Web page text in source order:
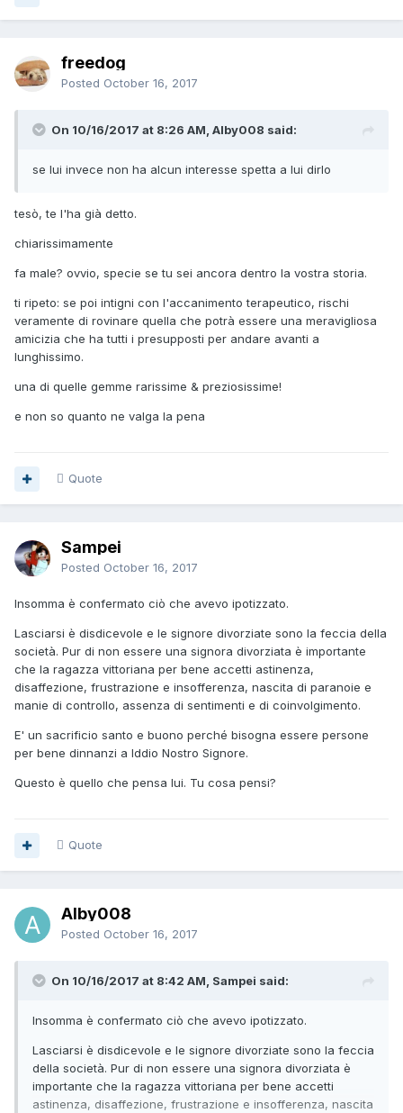
freedog
Posted October 16, 2017
On 10/16/2017 at 8:26 AM, Alby008 said:
se lui invece non ha alcun interesse spetta a lui dirlo
tesò, te l'ha già detto.
chiarissimamente
fa male? ovvio, specie se tu sei ancora dentro la vostra storia.
ti ripeto: se poi intigni con l'accanimento terapeutico, rischi
veramente di rovinare quella che potrà essere una meravigliosa
amicizia che ha tutti i presupposti per andare avanti a
lunghissimo.
una di quelle gemme rarissime & preziosissime!
e non so quanto ne valga la pena
Quote
Sampei
Posted October 16, 2017
Insomma è confermato ciò che avevo ipotizzato.
Lasciarsi è disdicevole e le signore divorziate sono la feccia della
società. Pur di non essere una signora divorziata è importante
che la ragazza vittoriana per bene accetti astinenza,
disaffezione, frustrazione e insofferenza, nascita di paranoie e
manie di controllo, assenza di sentimenti e di coinvolgimento.
E' un sacrificio santo e buono perché bisogna essere persone
per bene dinnanzi a Iddio Nostro Signore.
Questo è quello che pensa lui. Tu cosa pensi?
Quote
Alby008
Posted October 16, 2017
On 10/16/2017 at 8:42 AM, Sampei said:
Insomma è confermato ciò che avevo ipotizzato.
Lasciarsi è disdicevole e le signore divorziate sono la feccia
della società. Pur di non essere una signora divorziata è
importante che la ragazza vittoriana per bene accetti
astinenza, disaffezione, frustrazione e insofferenza, nascita